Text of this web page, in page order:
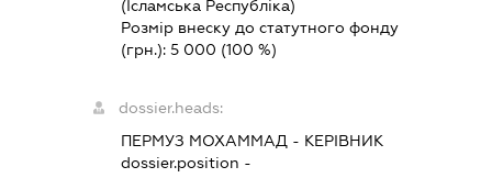
(Ісламська Республіка)
Розмір внеску до статутного фонду
(грн.):5 000 (100 %)
dossier.heads:
ПЕРМУЗ МОХАММАД - КЕРІВНИК
dossier.position -